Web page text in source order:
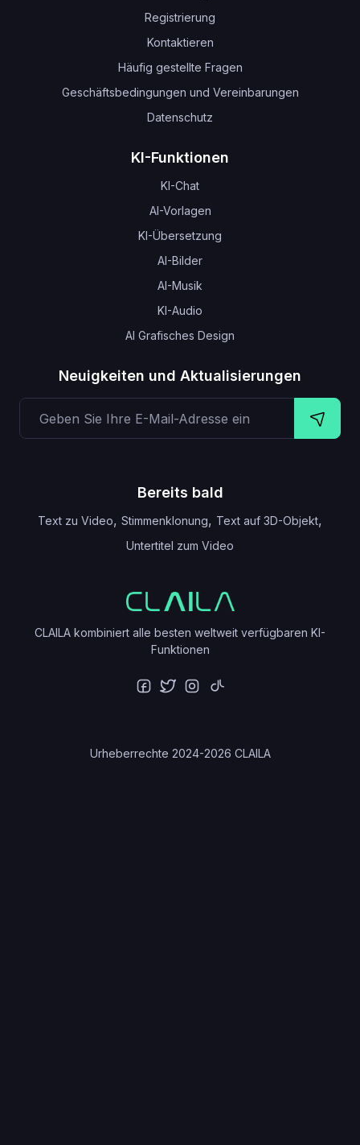
Registrierung
Kontaktieren
Häufig gestellte Fragen
Geschäftsbedingungen und Vereinbarungen
Datenschutz
KI-Funktionen
KI-Chat
AI-Vorlagen
KI-Übersetzung
AI-Bilder
AI-Musik
KI-Audio
AI Grafisches Design
Neuigkeiten und Aktualisierungen
Bereits bald
Text zu Video, Stimmenklonung, Text auf 3D-Objekt,
Untertitel zum Video
CLAILA kombiniert alle besten weltweit verfügbaren KI-
Funktionen
Urheberrechte 2024-2026 CLAILA